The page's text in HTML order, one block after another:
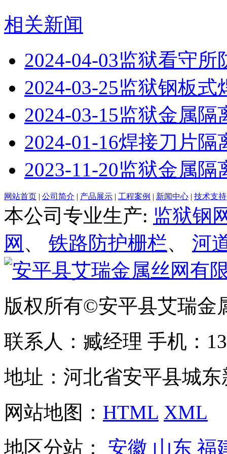
相关新闻
2024-04-03监狱看守所
2024-03-25监狱钢板式
2024-03-15监狱金属隔
2024-01-16焊接刀片隔
2023-11-20监狱金属隔
网站首页 | 公司简介 | 产品展示 | 工程案例 | 新闻中心 | 技术支持
本公司专业生产: 监狱钢
网 、 铁路防护栅栏、 河
版权所有©安平县艾瑞金
联系人：臧经理 手机：
地址：河北省安平县城
网站地图： HTML XML
地区分站： 安徽 山东 福